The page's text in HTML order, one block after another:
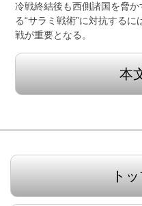
冷戦終結後も西側諸国を脅
る“サラミ戦術”に対抗する
戦が重要となる。
本
ト